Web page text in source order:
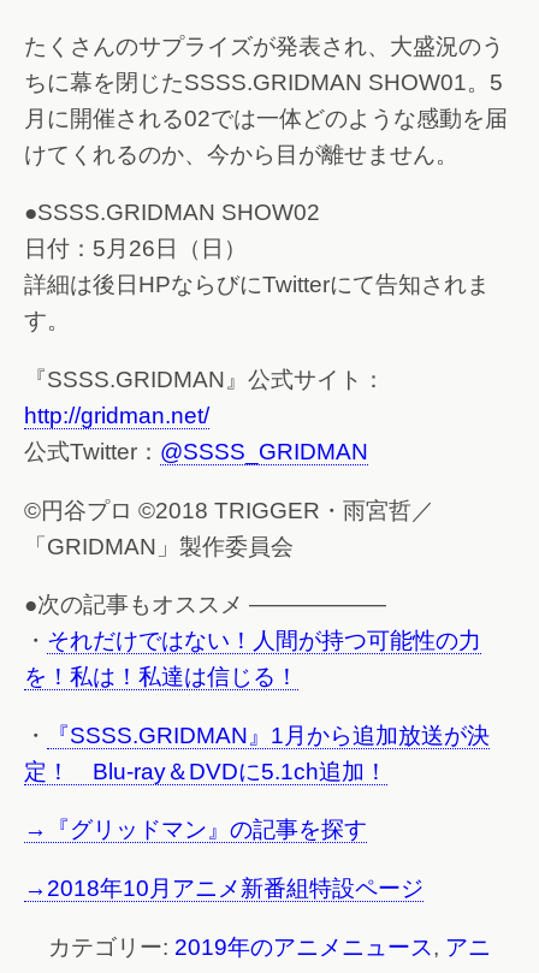
たくさんのサプライズが発表され、大盛況のう
ちに幕を閉じたSSSS.GRIDMAN SHOW01。5
月に開催される02では一体どのような感動を届
けてくれるのか、今から目が離せません。
●SSSS.GRIDMAN SHOW02
日付：5月26日（日）
詳細は後日HPならびにTwitterにて告知されま
す。
『SSSS.GRIDMAN』公式サイト：
http://gridman.net/
公式Twitter： @SSSS_GRIDMAN
©円谷プロ ©2018 TRIGGER・雨宮哲／
「GRIDMAN」製作委員会
●次の記事もオススメ ——————
・ それだけではない！人間が持つ可能性の力
を！私は！私達は信じる！
・
『SSSS.GRIDMAN』1月から追加放送が決
定！ Blu-ray＆DVDに5.1ch追加！
→『グリッドマン』の記事を探す
→2018年10月アニメ新番組特設ページ
カテゴリー: 2019年のアニメニュース, アニ